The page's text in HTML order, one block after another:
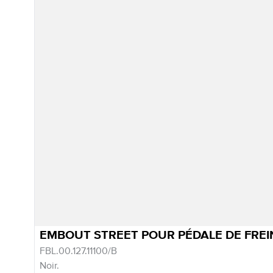
EMBOUT STREET POUR PÉDALE DE
FBL.00.127.11100/B
Noir.